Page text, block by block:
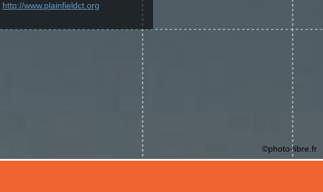
http://www.plainfieldct.org
©photo-libre.fr